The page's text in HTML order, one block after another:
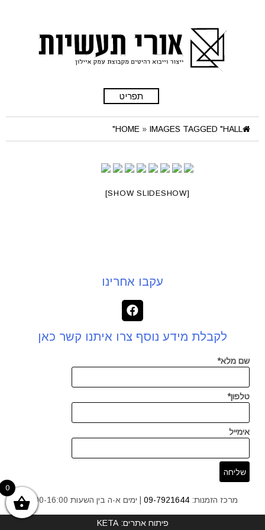
תפריט
HOME » IMAGES TAGGED "HALL"
[SHOW SLIDESHOW]
עקבו אחרינו
לקבלת מידע נוסף צרו איתנו קשר כאן
שם מלא*
טלפון*
אימייל
מרכז הזמנות: 09-7921644 | ימים א-ה בין השעות 9:00-16:00
0
פיתוח אתרים: KETA